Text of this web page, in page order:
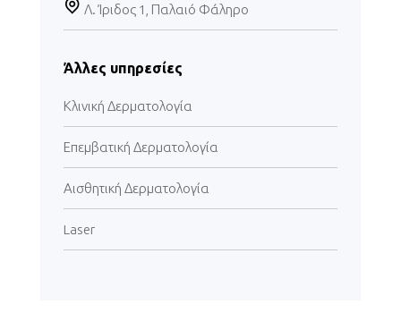
Λ. Ίριδος 1, Παλαιό Φάληρο
Άλλες υπηρεσίες
Κλινική Δερματολογία
Επεμβατική Δερματολογία
Αισθητική Δερματολογία
Laser